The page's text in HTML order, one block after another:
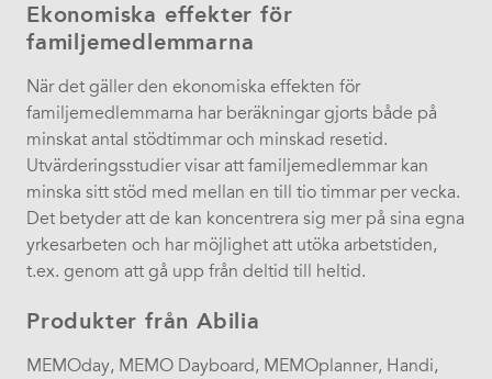
Ekonomiska effekter för
familjemedlemmarna
När det gäller den ekonomiska effekten för
familjemedlemmarna har beräkningar gjorts både på
minskat antal stödtimmar och minskad resetid.
Utvärderingsstudier visar att familjemedlemmar kan
minska sitt stöd med mellan en till tio timmar per vecka.
Det betyder att de kan koncentrera sig mer på sina egna
yrkesarbeten och har möjlighet att utöka arbetstiden,
t.ex. genom att gå upp från deltid till heltid.
Produkter från Abilia
MEMOday, MEMO Dayboard, MEMOplanner, Handi,